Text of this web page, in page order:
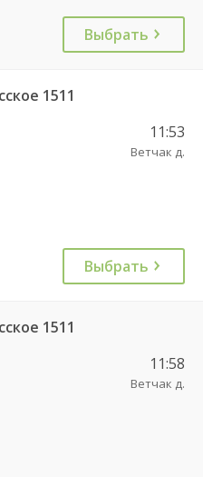
Выбрать
1511
11:53
Ветчак д.
Выбрать
1511
11:58
Ветчак д.